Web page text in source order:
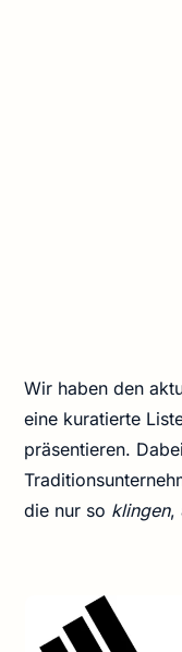
Wir haben den
eine kuratierte
präsentieren.
die nur so klingen,